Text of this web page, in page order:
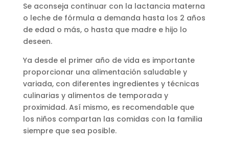
Se aconseja continuar con la lactancia materna
o leche de fórmula a demanda hasta los 2 años
de edad o más, o hasta que madre e hijo lo
deseen.
Ya desde el primer año de vida es importante
proporcionar una alimentación saludable y
variada, con diferentes ingredientes y técnicas
culinarias y alimentos de temporada y
proximidad. Así mismo, es recomendable que
los niños compartan las comidas con la familia
siempre que sea posible.